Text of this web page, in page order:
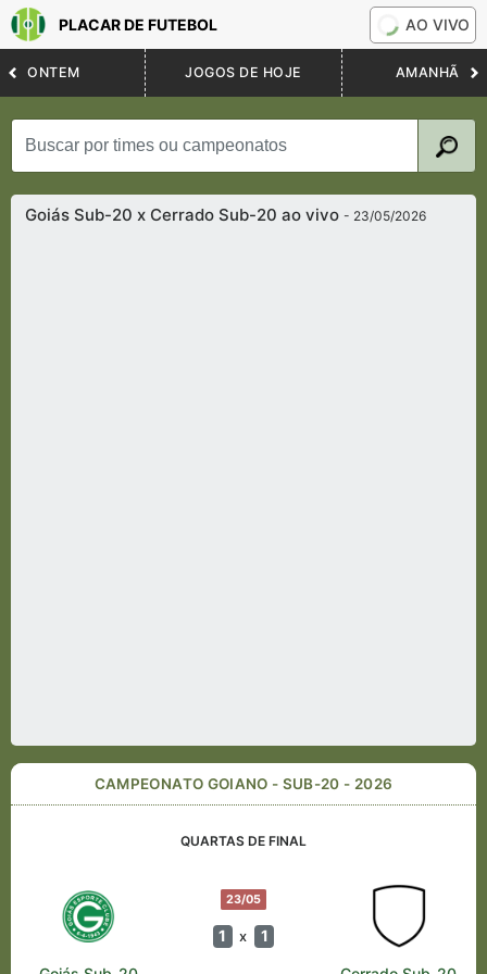
PLACAR DE FUTEBOL AO VIVO
ONTEM JOGOS DE HOJE AMANHÃ
Goiás Sub-20 x Cerrado Sub-20 ao vivo- 23/05/2026
CAMPEONATO GOIANO - SUB-20 - 2026
QUARTAS DE FINAL
23/05
1 x 1